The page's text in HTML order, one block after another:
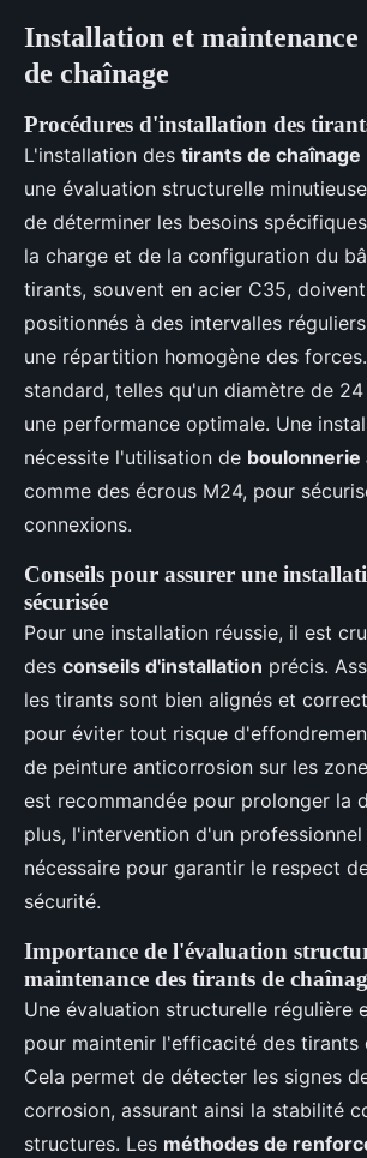
Installation et maintenance
de chaînage
Procédures d'installation des
L'installation des tirants de chaînage
une évaluation structurelle
de déterminer les besoins
la charge et de la configuration du
tirants, souvent en acier C35,
positionnés à des intervalles
une répartition homogène des
standard, telles qu'un diamètre de 24
une performance optimale. Une
nécessite l'utilisation de boulonnerie
comme des écrous M24, pour
connexions.
Conseils pour assurer une
sécurisée
Pour une installation réussie, il est
des conseils d'installation précis.
les tirants sont bien alignés et
pour éviter tout risque
de peinture anticorrosion sur les
est recommandée pour prolonger la
plus, l'intervention d'un
nécessaire pour garantir le respect
sécurité.
Importance de l'évaluation
maintenance des tirants de
Une évaluation structurelle régulière
pour maintenir l'efficacité des tirants
Cela permet de détecter les signes
corrosion, assurant ainsi la stabilité
structures. Les méthodes de